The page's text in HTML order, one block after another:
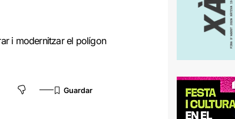
i modernitzar el polígon